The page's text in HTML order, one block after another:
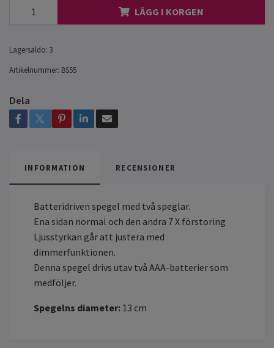
LÄGG I KORGEN
Lagersaldo: 3
Artikelnummer: BS55
Dela
INFORMATION RECENSIONER
Batteridriven spegel med två speglar.
Ena sidan normal och den andra 7 X förstoring
Ljusstyrkan går att justera med
dimmerfunktionen.
Denna spegel drivs utav två AAA-batterier som
medföljer.
Spegelns diameter: 13 cm